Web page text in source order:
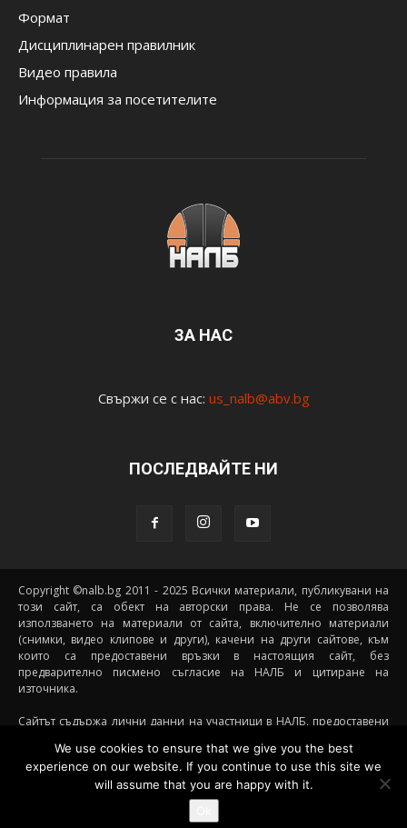
Формат
Дисциплинарен правилник
Видео правила
Информация за посетителите
ЗА НАС
Свържи се с нас: us_nalb@abv.bg
ПОСЛЕДВАЙТЕ НИ
Copyright ©nalb.bg 2011 - 2025 Всички материали, публикувани на
този сайт, са обект на авторски права. Не се позволява
използването на материали от сайта, включително материали
(снимки, видео клипове и други), качени на други сайтове, към
които са предоставени връзки в настоящия сайт, без
предварително писмено съгласие на НАЛБ и цитиране на
източника.
Сайтът съдържа лични данни на участници в НАЛБ, предоставени
случай че става дума за непълнолетни участници) посредством
подписани декларации за участие, съгласявайки се данните им да
бъдат съхранявани и обработвани от НАЛБ. При желание от
страна на участник данните му да бъдат премахнати от сайта е
необходимо да се свърже с НАЛБ на посочения имейл за контакти.
We use cookies to ensure that we give you the best
experience on our website. If you continue to use this site we
will assume that you are happy with it.